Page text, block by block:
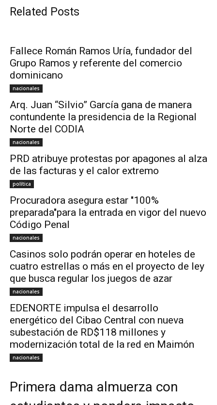
Related Posts
Fallece Román Ramos Uría, fundador del
Grupo Ramos y referente del comercio
dominicano
nacionales
Arq. Juan “Silvio” García gana de manera
contundente la presidencia de la Regional
Norte del CODIA
nacionales
PRD atribuye protestas por apagones al alza
de las facturas y el calor extremo
política
Procuradora asegura estar "100%
preparada"para la entrada en vigor del nuevo
Código Penal
nacionales
Casinos solo podrán operar en hoteles de
cuatro estrellas o más en el proyecto de ley
que busca regular los juegos de azar
nacionales
EDENORTE impulsa el desarrollo
energético del Cibao Central con nueva
subestación de RD$118 millones y
modernización total de la red en Maimón
nacionales
Primera dama almuerza con